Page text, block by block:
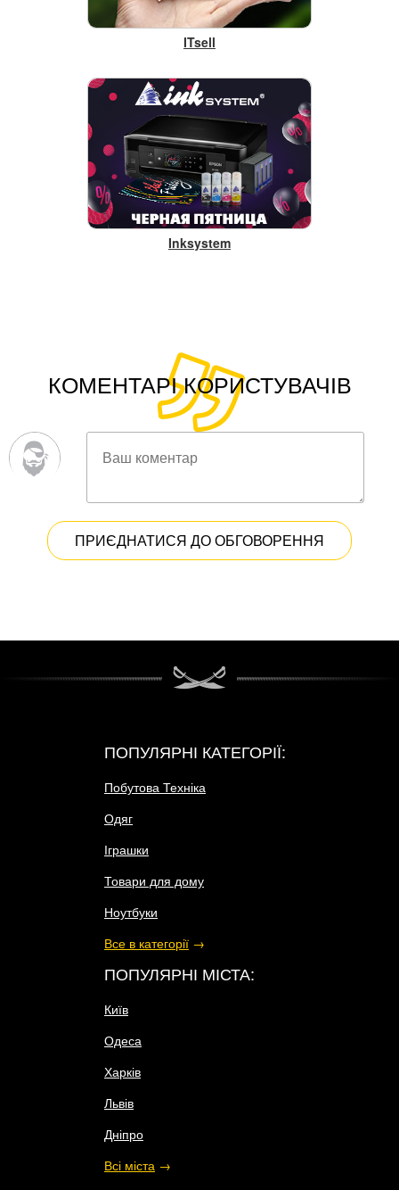
ITsell
Inksystem
КОМЕНТАРІ КОРИСТУВАЧІВ
ПРИЄДНАТИСЯ ДО ОБГОВОРЕННЯ
ПОПУЛЯРНІ КАТЕГОРІЇ:
Побутова Техніка
Одяг
Іграшки
Товари для дому
Ноутбуки
Все в категорії →
ПОПУЛЯРНІ МІСТА:
Київ
Одеса
Харків
Львів
Дніпро
Всі міста →